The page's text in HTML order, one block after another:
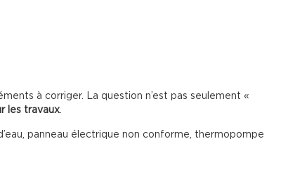
à corriger. La question n’est pas seulement «
les travaux
panneau électrique non conforme, thermopompe